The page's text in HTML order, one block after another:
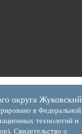
округа Жуковский
в Федеральной
технологий и
Свидетельство о